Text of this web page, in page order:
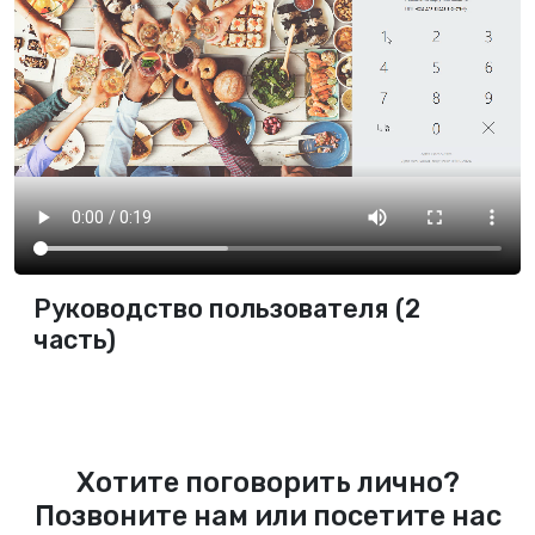
Руководство пользователя (2
часть)
Хотите поговорить лично?
Позвоните нам или посетите нас